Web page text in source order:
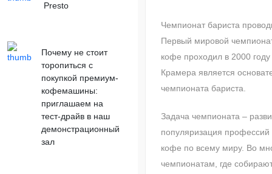
Presto
Почему не стоит
торопиться с
покупкой премиум-
кофемашины:
приглашаем на
тест-драйв в наш
демонстрационный
зал
Чемпионат бариста
Первый мировой
кофе проходил в 2000
Крамера является
чемпионата бариста.
Задача чемпионата –
популяризация профессий
кофе по всему миру. Во
чемпионатам, где